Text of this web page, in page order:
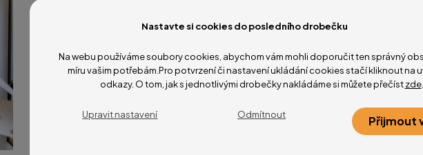
Nastavte si cookies do posledního drobečku
Na webu používáme soubory cookies, abychom vám mohli doporučit ten správný
míru vašim potřebám.Pro potvrzení či nastavení ukládání cookies stačí kliknout na
odkazy. O tom, jak s jednotlivými drobečky nakládáme si můžete přečístzde.
Upravit nastavení Odmítnout Přijmout